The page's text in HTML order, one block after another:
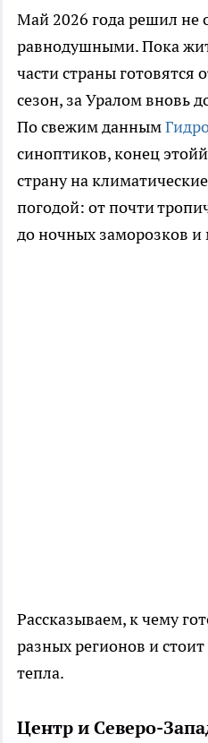
Май 2026 года решил не
равнодушными. Пока
части страны готовятся
сезон, за Уралом вновь
По свежим данным
синоптиков, конец
страну на
погодой: от почти
до ночных заморозков и
Рассказываем, к чему
разных регионов и
тепла.
Центр и Северо-